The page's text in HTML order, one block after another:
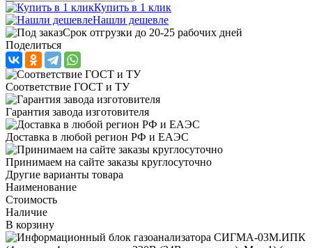
Купить в 1 клик
Нашли дешевле
Срок отгрузки до 20-25 рабочих дней
Поделиться
Соответствие ГОСТ и ТУ
Гарантия завода изготовителя
Доставка в любой регион РФ и ЕАЭС
Принимаем на сайте заказы круглосуточно
Другие варианты товара
Наименование
Стоимость
Наличие
В корзину